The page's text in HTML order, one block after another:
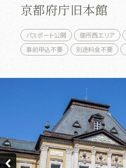
京都府庁旧本館
パスポート公開 御所西エリア
事前申込不要
別途料金不要